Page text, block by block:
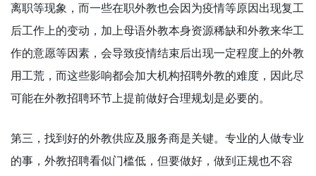
离职等现象，而一些在职外教也会因为疫情等原因出现复工
后工作上的变动，加上母语外教本身资源稀缺和外教来华工
作的意愿等因素，会导致疫情结束后出现一定程度上的外教
用工荒，而这些影响都会加大机构招聘外教的难度，因此尽
可能在外教招聘环节上提前做好合理规划是必要的。
第三，找到好的外教供应及服务商是关键。专业的人做专业
的事，外教招聘看似门槛低，但要做好，做到正规也不容